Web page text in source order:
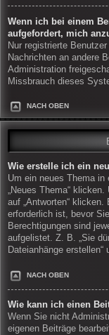
Wenn ich bei einem
aufgefordert, mich
Nur registrierte
Nachrichten an andere
Administration
Missbrauch dieses
NACH OBEN
Wie erstelle ich ein
Um ein neues Thema
„Neues Thema“
auf „Antworten“
erforderlich ist, bevor
Berechtigungen sind
aufgelistet. Z. B. „Sie
Dateianhänge erstellen“
NACH OBEN
Wie kann ich einen
Wenn Sie nicht
eigenen Beiträge